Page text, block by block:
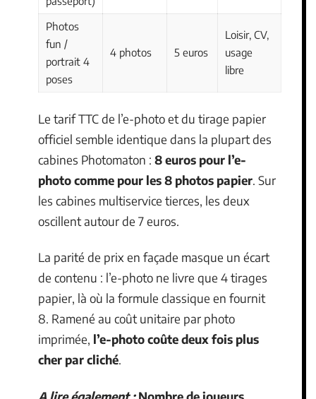
Photos
fun /
portrait 4
poses
4 photos 5 euros
Loisir, CV,
usage
libre
Le tarif TTC de l’e-photo et du tirage papier
officiel semble identique dans la plupart des
cabines Photomaton : 8 euros pour l’e-
photo comme pour les 8 photos papier. Sur
les cabines multiservice tierces, les deux
oscillent autour de 7 euros.
La parité de prix en façade masque un écart
de contenu : l’e-photo ne livre que 4 tirages
papier, là où la formule classique en fournit
8. Ramené au coût unitaire par photo
imprimée, l’e-photo coûte deux fois plus
cher par cliché.
A lire également : Nombre de joueurs